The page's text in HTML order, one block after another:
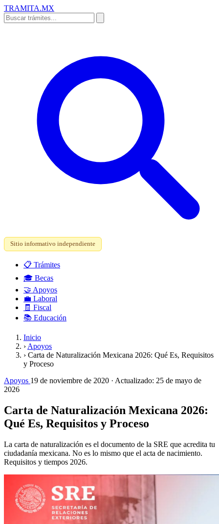
TRAMITA.MX
Sitio informativo independiente
📋 Trámites
🎓 Becas
🤝 Apoyos
💼 Laboral
🧾 Fiscal
📚 Educación
Inicio
› Apoyos
› Carta de Naturalización Mexicana 2026: Qué Es, Requisitos
y Proceso
Apoyos 19 de noviembre de 2020 · Actualizado: 25 de mayo de
2026
Carta de Naturalización Mexicana 2026:
Qué Es, Requisitos y Proceso
La carta de naturalización es el documento de la SRE que acredita tu
ciudadanía mexicana. No es lo mismo que el acta de nacimiento.
Requisitos y tiempos 2026.